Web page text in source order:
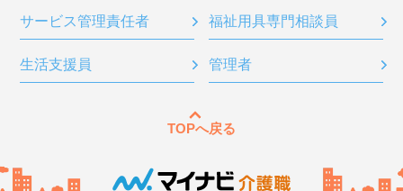
サービス管理責任者 福祉用具専門相談員
生活支援員 管理者
TOPへ戻る